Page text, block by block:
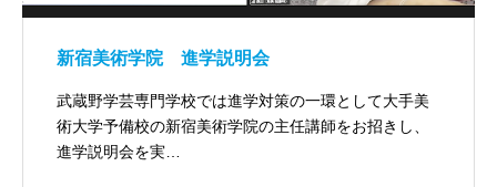
新宿美術学院 進学説明会
武蔵野学芸専門学校では進学対策の一環として大手美
術大学予備校の新宿美術学院の主任講師をお招きし、
進学説明会を実…